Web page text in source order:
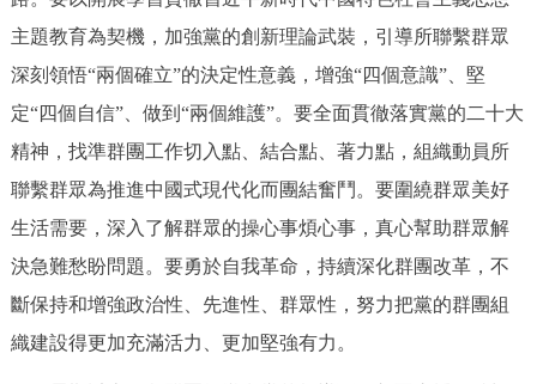
主題教育為契機，加強黨的創新理論武裝，引導所聯繫群眾
深刻領悟“兩個確立”的決定性意義，增強“四個意識”、堅
定“四個自信”、做到“兩個維護”。要全面貫徹落實黨的二十大
精神，找準群團工作切入點、結合點、著力點，組織動員所
聯繫群眾為推進中國式現代化而團結奮鬥。要圍繞群眾美好
生活需要，深入了解群眾的操心事煩心事，真心幫助群眾解
決急難愁盼問題。要勇於自我革命，持續深化群團改革，不
斷保持和增強政治性、先進性、群眾性，努力把黨的群團組
織建設得更加充滿活力、更加堅強有力。